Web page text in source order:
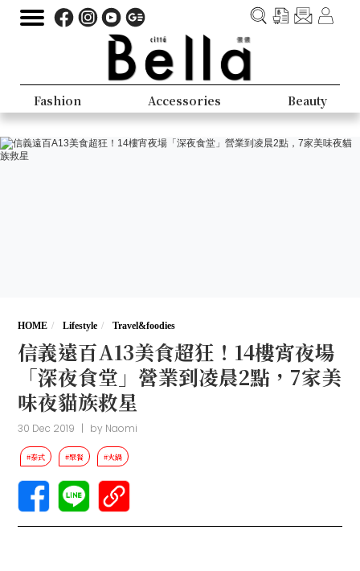
Fashion Accessories Beauty
HOME Lifestyle Travel&foodies
信義遠百A13美食超狂！14樓宵夜場
「深夜食堂」營業到凌晨2點，7家美
味夜貓族救星
30 Dec 2019 | by Naomi
#泰式 #聚餐 #火鍋